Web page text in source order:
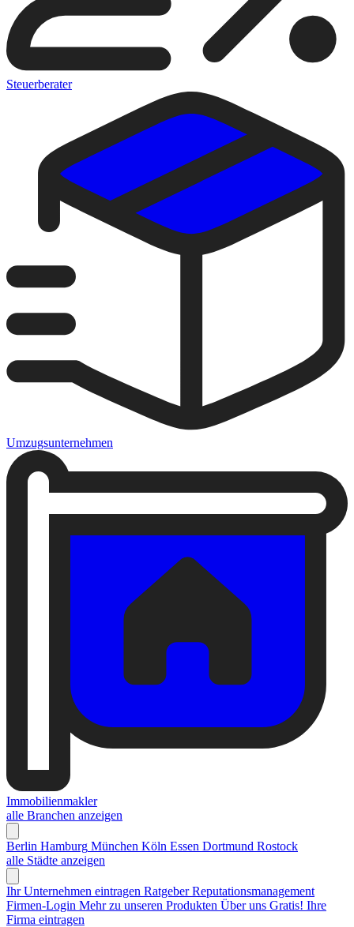
Steuerberater
Umzugsunternehmen
Immobilienmakler
alle Branchen anzeigen
Berlin Hamburg München Köln Essen Dortmund Rostock
alle Städte anzeigen
Ihr Unternehmen eintragen Ratgeber Reputationsmanagement
Firmen-Login Mehr zu unseren Produkten Über uns Gratis! Ihre
Firma eintragen